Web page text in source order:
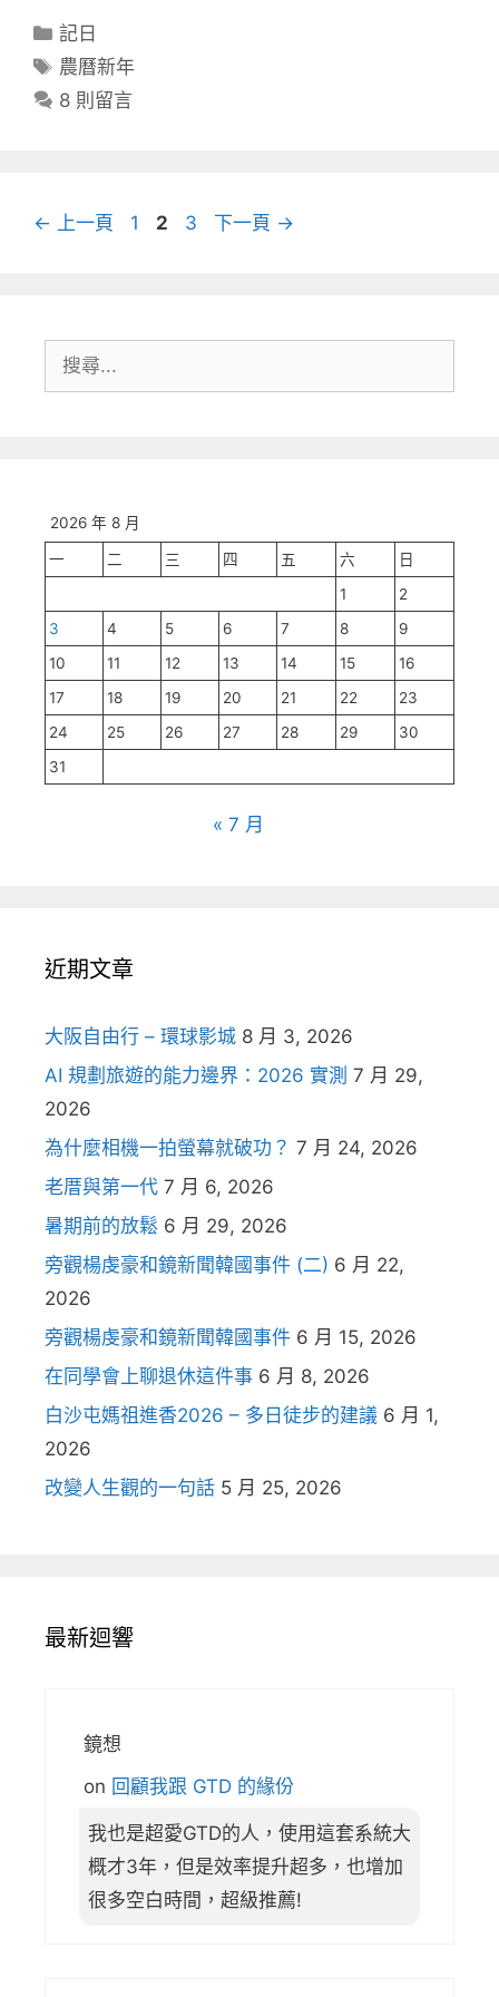
分
類
記日
標
籤
農曆新年
8 則留言
← 上一頁
頁
1
頁
2
頁
3 下一頁 →
尋:
2026 年 8 月
一 二 三 四 五 六
日
1
2
3
4 5 6 7 8
9
10
11 12 13 14 15
16
17
18 19 20 21 22
23
24
25 26 27 28 29
30
31
« 7 月
近期文章
大阪自由行 – 環球影城 8 月 3, 2026
AI 規劃旅遊的能力邊界：2026 實測 7 月 29,
2026
為什麼相機一拍螢幕就破功？ 7 月 24, 2026
老厝與第一代 7 月 6, 2026
暑期前的放鬆 6 月 29, 2026
旁觀楊虔豪和鏡新聞韓國事件 (二) 6 月 22,
2026
旁觀楊虔豪和鏡新聞韓國事件 6 月 15, 2026
在同學會上聊退休這件事 6 月 8, 2026
白沙屯媽祖進香2026 – 多日徒步的建議 6 月 1,
2026
改變人生觀的一句話 5 月 25, 2026
最新迴響
鏡想
on 回顧我跟 GTD 的緣份
我也是超愛GTD的人，使用這套系統大
概才3年，但是效率提升超多，也增加
很多空白時間，超級推薦!